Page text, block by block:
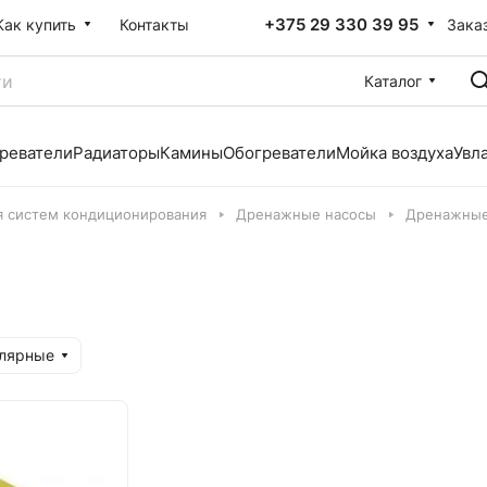
купить Контакты +375 29 330 39 95
Каталог
РадиаторыКаминыОбогревателиМойка воздуха
систем кондиционирования Дренажные насосы